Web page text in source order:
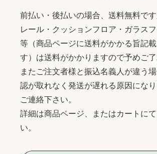
前払い・後払いの場合、送料無料で
レール・クッションフロア・ガラス
等（商品ページに送料がかかる旨記
す）は送料がかかりますので予めご了
またご注文者様と振込名義人が違う
認が取れなく発送が遅れる原因にな
ご連絡下さい。
詳細は商品ページ、またはカートに
い。